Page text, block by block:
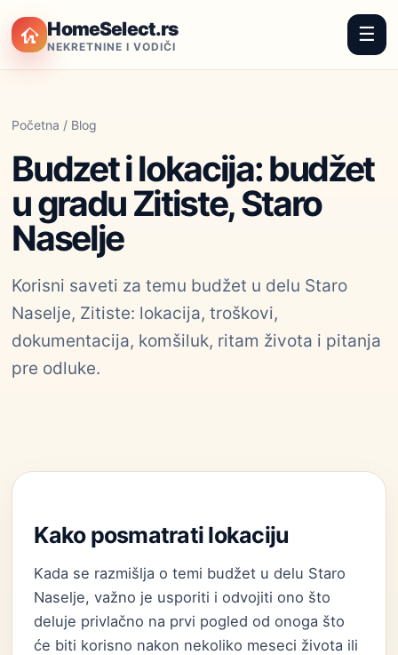
HomeSelect.rs
NEKRETNINE I VODIČI
☰
Početna / Blog
Budzet i lokacija: budžet
u gradu Zitiste, Staro
Naselje
Korisni saveti za temu budžet u delu Staro
Naselje, Zitiste: lokacija, troškovi,
dokumentacija, komšiluk, ritam života i pitanja
pre odluke.
Kako posmatrati lokaciju
Kada se razmišlja o temi budžet u delu Staro
Naselje, važno je usporiti i odvojiti ono što
deluje privlačno na prvi pogled od onoga što
će biti korisno nakon nekoliko meseci života ili